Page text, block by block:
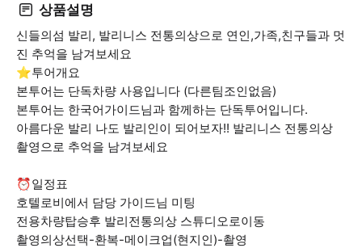
상품설명
신들의섬 발리, 발리니스 전통의상으로 연인,가족,친구들과 멋
진 추억을 남겨보세요
⭐️투어개요
본투어는 단독차량 사용입니다 (다른팀조인없음)
본투어는 한국어가이드님과 함께하는 단독투어입니다.
아름다운 발리 나도 발리인이 되어보자!! 발리니스 전통의상
촬영으로 추억을 남겨보세요
⏰일정표
호텔로비에서 담당 가이드님 미팅
전용차량탑승후 발리전통의상 스튜디오로이동
촬영의상선택-환복-메이크업(현지인)-촬영